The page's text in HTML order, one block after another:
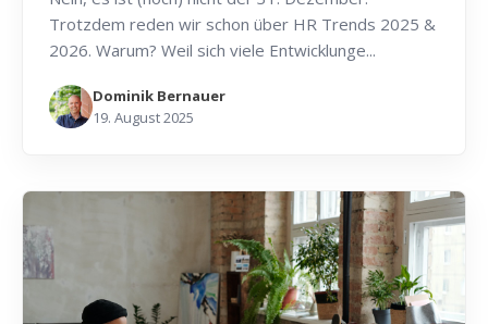
Trotzdem reden wir schon über HR Trends 2025 &
2026. Warum? Weil sich viele Entwicklunge...
Dominik Bernauer
19. August 2025